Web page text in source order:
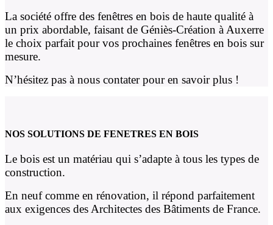
La société offre des fenêtres en bois de haute qualité à
un prix abordable, faisant de Géniès-Création à Auxerre
le choix parfait pour vos prochaines fenêtres en bois sur
mesure.
N’hésitez pas à nous contater pour en savoir plus !
NOS SOLUTIONS DE FENETRES EN BOIS
Le bois est un matériau qui s’adapte à tous les types de
construction.
En neuf comme en rénovation, il répond parfaitement
aux exigences des Architectes des Bâtiments de France.